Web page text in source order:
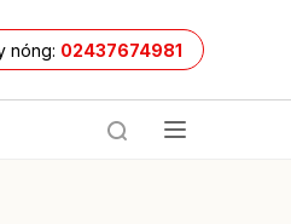
nóng: 02437674981